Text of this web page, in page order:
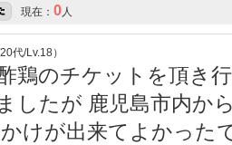
現在： 0人
代/Lv.18）
鶏のチケットを頂き
したが 鹿児島市内か
けが出来てよかった